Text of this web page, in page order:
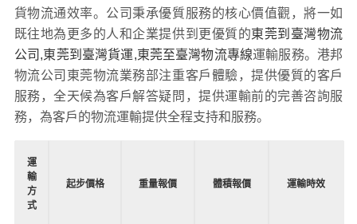
彰化縣、南投縣、云林縣、嘉義縣、屏東縣、宜蘭縣注、
花蓮縣、臺東縣、澎湖縣、金門縣注、連江縣為轉運中
心，業務覆蓋公路汽車快運，鐵路特快運輸，航空貨運代
理，倉儲物流配送，產品物流，項目物流，并提供上門取
貨，送貨到門，貨物打包，門到門運輸等物流相關增值服
務，同時在行業內率先開通東莞至臺灣的物流專線運輸業
既往地為更多的人和企業提供到更優質的
公司,東莞到臺灣貨運,東莞至臺灣物流專線
物流公司東莞物流業務部注重客戶體驗，提供優質的客戶